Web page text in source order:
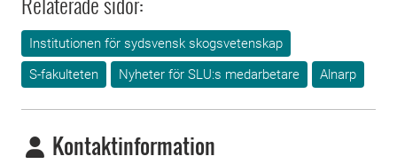
Institutionen för sydsvensk skogsvetenskap
S-fakulteten
Nyheter för SLU:s medarbetare Alnarp
Kontaktinformation